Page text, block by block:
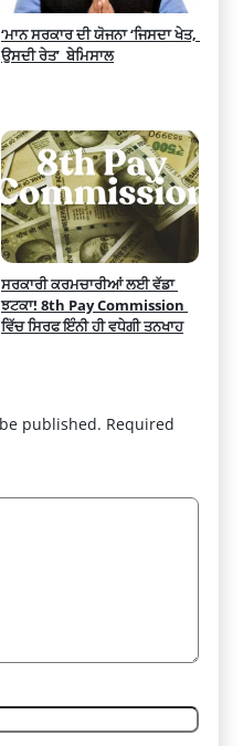
‘ਮਾਨ ਸਰਕਾਰ ਦੀ ਯੋਜਨਾ ‘ਜਿਸਦਾ ਖੇਤ,
ਉਸਦੀ ਰੇਤ’  ਬੇਮਿਸਾਲ
ਸਰਕਾਰੀ ਕਰਮਚਾਰੀਆਂ ਲਈ ਵੱਡਾ
ਝਟਕਾ! 8th Pay Commission
ਵਿੱਚ ਸਿਰਫ ਇੰਨੀ ਹੀ ਵਧੇਗੀ ਤਨਖਾਹ
published. Required